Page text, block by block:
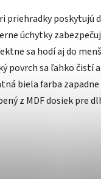
priehradky poskytujú
úchytky
sa hodí aj do
povrch sa ľahko čistí
biela farba
z MDF dosiek pre